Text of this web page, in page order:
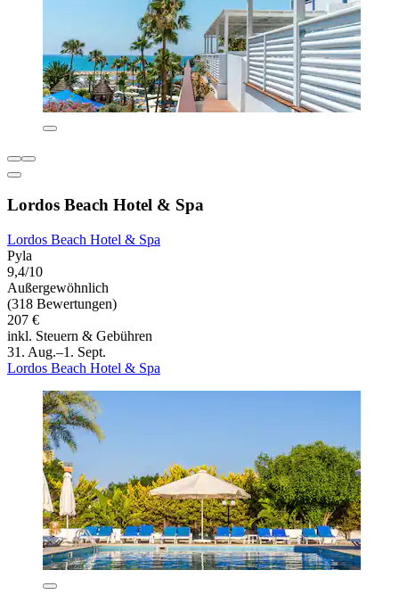
Lordos Beach Hotel & Spa
Lordos Beach Hotel & Spa
Pyla
9,4/10
Außergewöhnlich
(318 Bewertungen)
207 €
inkl. Steuern & Gebühren
31. Aug.–1. Sept.
Lordos Beach Hotel & Spa